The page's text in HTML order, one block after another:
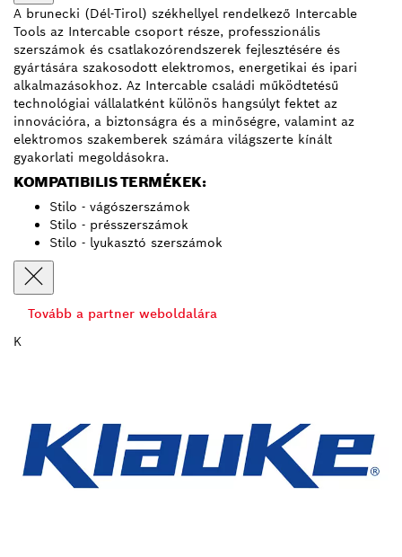
A brunecki (Dél-Tirol) székhellyel rendelkező Intercable
Tools az Intercable csoport része, professzionális
szerszámok és csatlakozórendszerek fejlesztésére és
gyártására szakosodott elektromos, energetikai és ipari
alkalmazásokhoz. Az Intercable családi működtetésű
technológiai vállalatként különös hangsúlyt fektet az
innovációra, a biztonságra és a minőségre, valamint az
elektromos szakemberek számára világszerte kínált
gyakorlati megoldásokra.
KOMPATIBILIS TERMÉKEK:
Stilo - vágószerszámok
Stilo - présszerszámok
Stilo - lyukasztó szerszámok
Tovább a partner weboldalára
K